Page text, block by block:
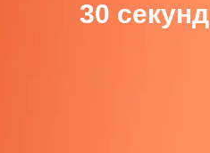
30 секунд